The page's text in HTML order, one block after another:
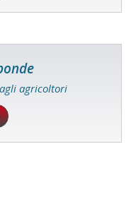
agricoltori